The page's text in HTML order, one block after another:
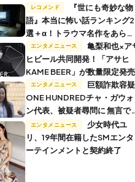
レコメンド
語』本当に怖い話ランキング
選＋α！トラウマ名作をあらす
じ付きで解説
エンタメニュース
ヒビール共同開発！「アサヒ
KAME BEER」が数量限定発売
エンタメニュース
ONE HUNDREDチャ・ガウォ
ン代表、被疑者尋問に 無言で
廷エンタメニュース
リ、19年間在籍したSMエンタ
ーテインメントと契約終了